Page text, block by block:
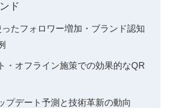
ド
たフォロワー増加・ブランド認知
・オフライン施策での効果的なQR
プデート予測と技術革新の動向